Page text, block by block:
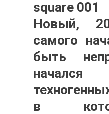
Новый,
самого
быть
в